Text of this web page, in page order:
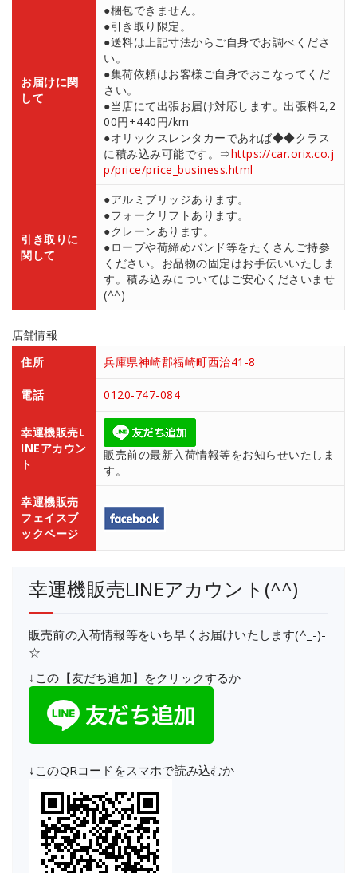
お届けに関
して
●梱包できません。
●引き取り限定。
●送料は上記寸法からご自身でお調べくださ
い。
●集荷依頼はお客様ご自身でおこなってくだ
さい。
●当店にて出張お届け対応します。出張料2,2
00円+440円/km
●オリックスレンタカーであれば◆◆クラス
に積み込み可能です。⇒https://car.orix.co.j
p/price/price_business.html
引き取りに
関して
●アルミブリッジあります。
●フォークリフトあります。
●クレーンあります。
●ロープや荷締めバンド等をたくさんご持参
ください。お品物の固定はお手伝いいたしま
す。積み込みについてはご安心くださいませ
(^^)
店舗情報
住所
兵庫県神崎郡福崎町西治41-8
電話 0120-747-084
幸運機販売L
INEアカウン
ト
販売前の最新入荷情報等をお知らせいたしま
す。
幸運機販売
フェイスブ
ックページ
幸運機販売LINEアカウント(^^)
販売前の入荷情報等をいち早くお届けいたします(^_-)-
☆
↓この【友だち追加】をクリックするか
↓このQRコードをスマホで読み込むか